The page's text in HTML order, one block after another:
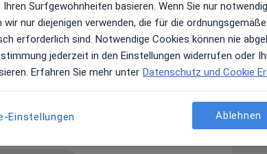
Karies
Zahnwurzelentzündung
Surfgewohnheiten basieren. Wenn Sie nur
wir nur diejenigen verwenden, die für die
erforderlich sind. Notwendige Cookies können nie
jederzeit in den Einstellungen widerrufen oder
Erfahren Sie mehr unter Datenschutz und Cookie
Einstellungen Ablehnen